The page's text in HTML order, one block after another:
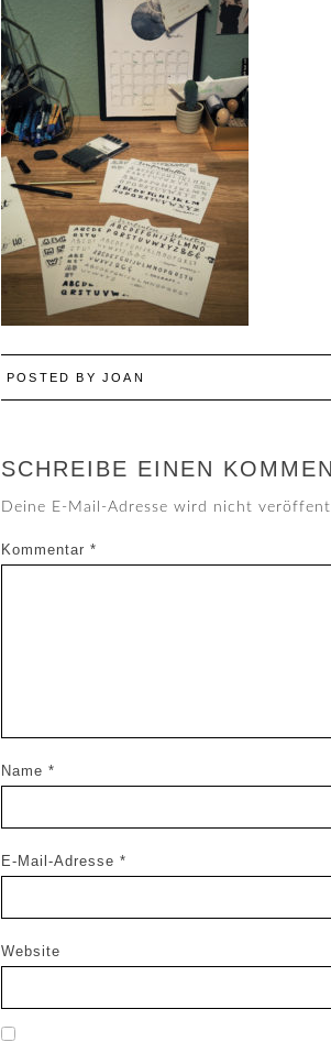
POSTED BY JOAN
SCHREIBE EINEN
Deine E-Mail-Adresse wird nicht
Kommentar *
Name *
E-Mail-Adresse *
Website